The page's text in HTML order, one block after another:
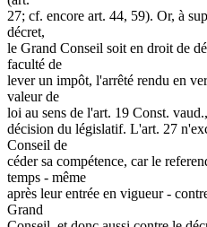
27; cf. encore art. 44, 59). Or, à
décret,
le Grand Conseil soit en droit de
faculté de
lever un impôt, l'arrêté rendu en
valeur de
loi au sens de l'art. 19 Const.
décision du législatif. L'art. 27
Conseil de
céder sa compétence, car le
temps - même
après leur entrée en vigueur -
Grand